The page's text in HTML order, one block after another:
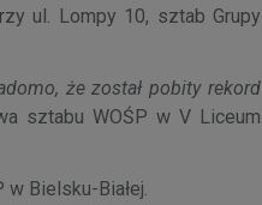
ul. Lompy 10, sztab Grupy
że został pobity rekord
sztabu WOŚP w V Liceum
Bielsku-Białej.